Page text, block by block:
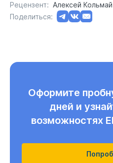
Рецензент: Алексей Кольмай
Поделиться:
Оформите
дней и
возможностях